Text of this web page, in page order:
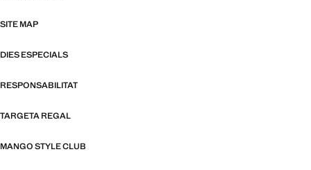
SITE MAP
DIES ESPECIALS
RESPONSABILITAT
TARGETA REGAL
MANGO STYLE CLUB